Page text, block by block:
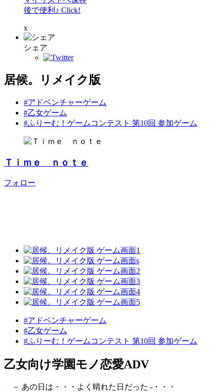
後で便利♪ Click!
x
シェア
居候。リメイク版
#アドベンチャーゲーム
#乙女ゲーム
#ふりーむ！ゲームコンテスト 第10回 参加ゲーム
Ｔｉｍｅ ｎｏｔｅ
フォロー
#アドベンチャーゲーム
#乙女ゲーム
#ふりーむ！ゲームコンテスト 第10回 参加ゲーム
乙女向け学園モノ恋愛ADV
－ あの日は・・・よく晴れた日だった -・・・